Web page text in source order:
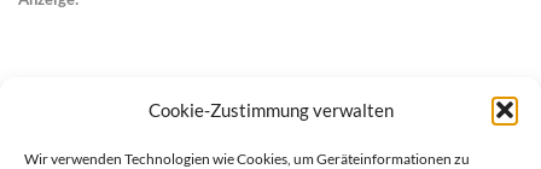
Cookie-Zustimmung verwalten
Wir verwenden Technologien wie Cookies, um Geräteinformationen zu